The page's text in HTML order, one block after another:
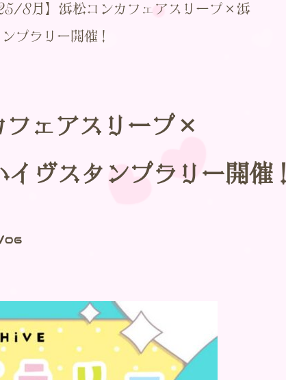
8月】浜松コンカフェアスリープ×浜
プラリー開催！
ェアスリープ×
ヴスタンプラリー開催！
06